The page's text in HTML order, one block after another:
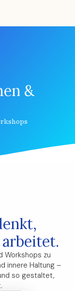
&
Workshops zu
innere Haltung –
so gestaltet,